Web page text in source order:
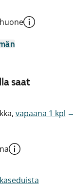
saat
vapaana 1 kpl